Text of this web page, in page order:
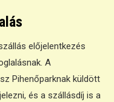
előjelentkezés
A
Pihenőparknak küldött
és a szállásdíj is a